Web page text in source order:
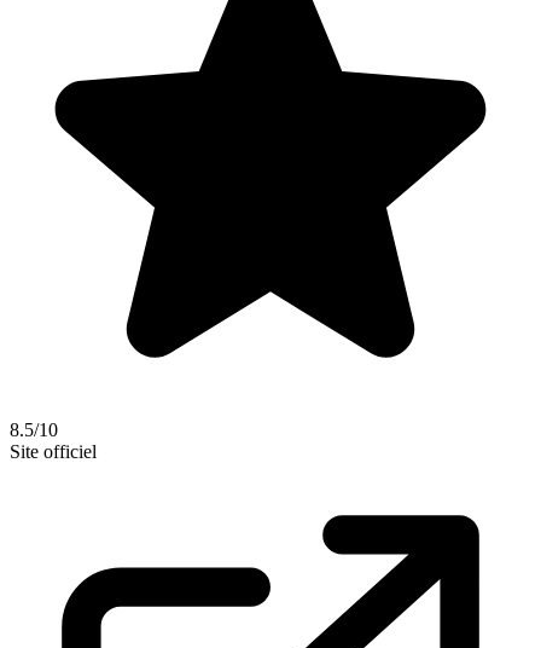
8.5/10
Site officiel